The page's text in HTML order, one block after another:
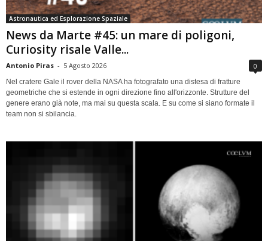
Astronautica ed Esplorazione Spaziale
News da Marte #45: un mare di poligoni,
Curiosity risale Valle...
Antonio Piras - 5 Agosto 2026 0
Nel cratere Gale il rover della NASA ha fotografato una distesa di fratture
geometriche che si estende in ogni direzione fino all'orizzonte. Strutture del
genere erano già note, ma mai su questa scala. E su come si siano formate il
team non si sbilancia.